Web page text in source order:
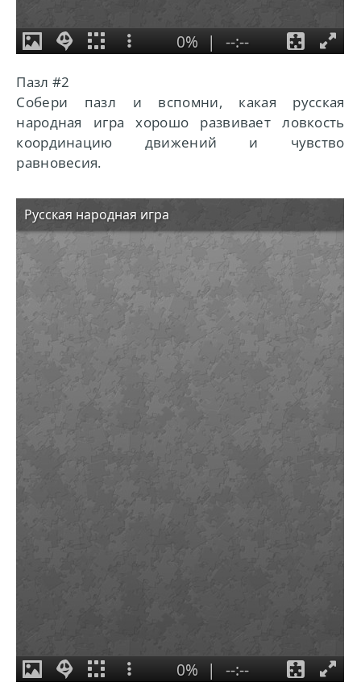
Пазл #2
Собери пазл и вспомни, какая русская
народная игра хорошо развивает ловкость
координацию движений и чувство
равновесия.